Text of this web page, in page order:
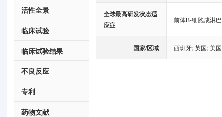
活性全景
临床试验
临床试验结果
不良反应
专利
药物文献
全球最高研发状态适
应症
前体B-细胞成淋
国家/区域 西班牙;英国;美国